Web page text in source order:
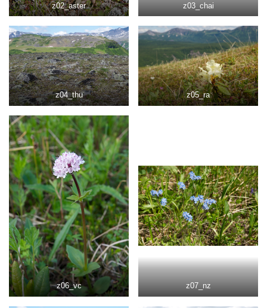
z02_aster z03_chai
z04_thu z05_ra
z06_vc z07_nz